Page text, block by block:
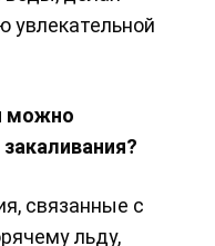
увлекательной
можно
связанные с
льду,